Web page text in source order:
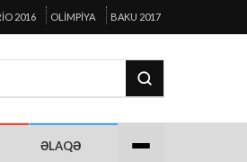
2016 OLIMPIYA BAKU 2017
ƏLAQƏ